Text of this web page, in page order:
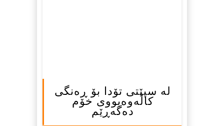
له‌ سپێتی تۆدا بۆ ڕه‌نگی
كاڵه‌وه‌بووی خۆم
ده‌گه‌ڕێم